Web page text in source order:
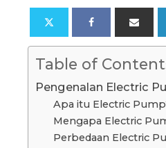
Table of
Pengenalan Electric
Apa itu Electric
Mengapa Electric
Perbedaan Electric